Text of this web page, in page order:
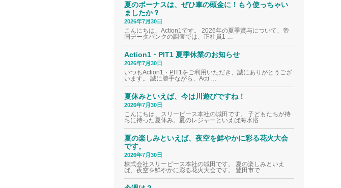
夏のボーナスは、ぜひ車の頭金に！もう使っちゃい
ましたか？
2026年7月30日
こんにちは、Action1です。 2026年の夏季賞与について、帝
国データバンクの調査では、正社員1 …
Action1・PIT1 夏季休業のお知らせ
2026年7月30日
いつもAction1・PIT1をご利用いただき、誠にありがとうござ
います。 誠に勝手ながら、Acti …
夏休みといえば、今は川遊びですね！
2026年7月30日
こんにちは、スリーピース本社の城田です。 子どもたちが待
ちに待った夏休み。夏のレジャーといえば海水浴 …
夏の楽しみといえば、夜空を鮮やかに彩る花火大会
です。
2026年7月30日
株式会社スリーピース本社の城田です。 夏の楽しみといえ
ば、夜空を鮮やかに彩る花火大会です。 豊田市で …